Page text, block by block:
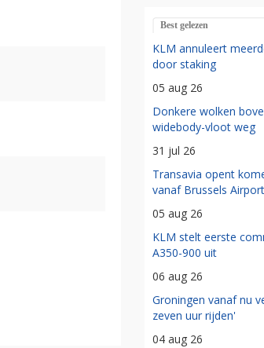
Best gelezen
KLM annuleert
door staking
05 aug 26
Donkere wolken
widebody-vloot weg
31 jul 26
Transavia opent
vanaf Brussels Airport
05 aug 26
KLM stelt eerste
A350-900 uit
06 aug 26
Groningen vanaf nu
zeven uur rijden'
04 aug 26